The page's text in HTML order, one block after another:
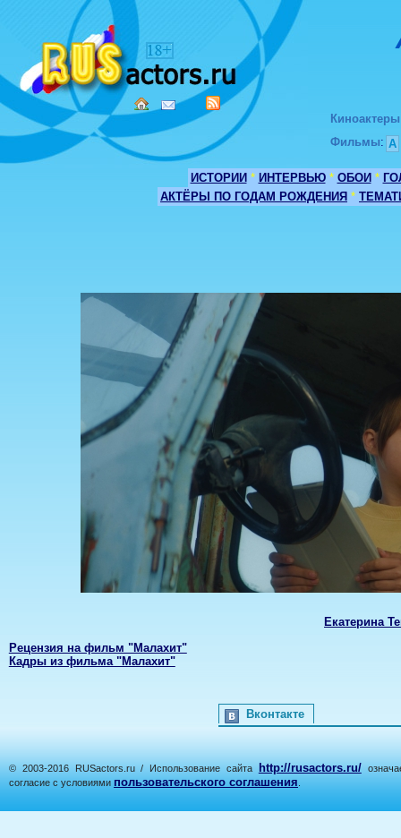
Киноактеры
Фильмы: А
ИСТОРИИ * ИНТЕРВЬЮ * ОБОИ *
АКТЁРЫ ПО ГОДАМ РОЖДЕНИЯ *
Екатерина
Рецензия на фильм "Малахит"
Кадры из фильма "Малахит"
Вконтакте
© 2003-2016 RUSactors.ru / Использование сайта http://rusactors.ru/
согласие с условиями пользовательского соглашения